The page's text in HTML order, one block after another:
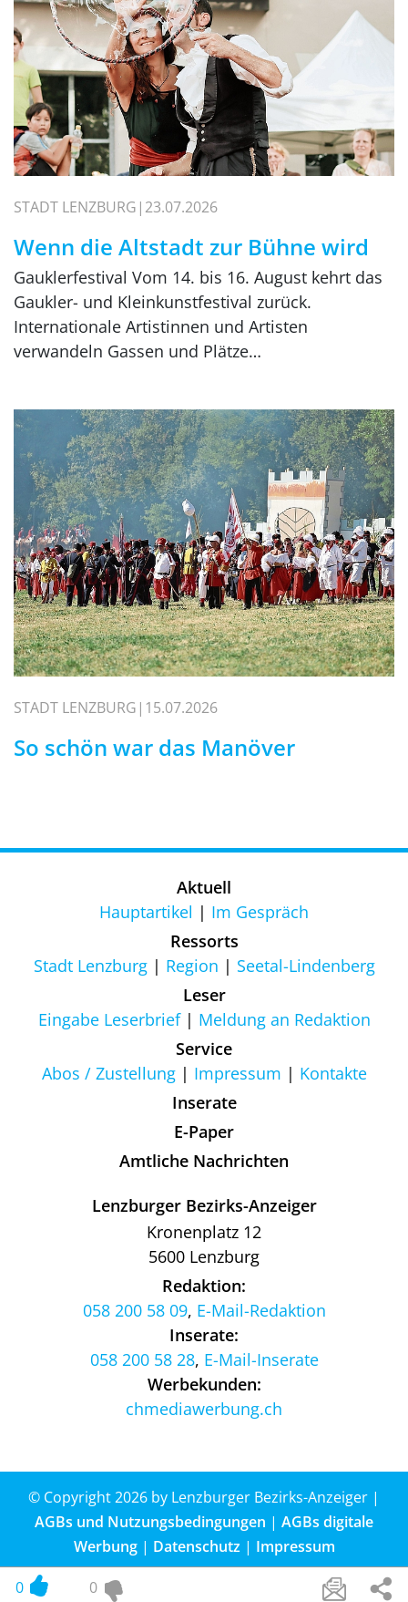
0 0
STADT LENZBURG 23.07.2026
Wenn die Altstadt zur Bühne wird
Gauklerfestival Vom 14. bis 16. August kehrt das
Gaukler- und Kleinkunstfestival zurück.
Internationale Artistinnen und Artisten
verwandeln Gassen und Plätze…
STADT LENZBURG 15.07.2026
So schön war das Manöver
Aktuell
Hauptartikel
Im Gespräch
Ressorts
Stadt Lenzburg
Region
Seetal-Lindenberg
Leser
Eingabe Leserbrief
Meldung an Redaktion
Service
Abos / Zustellung
Impressum
Kontakte
Inserate
E-Paper
Amtliche Nachrichten
Lenzburger Bezirks-Anzeiger
Kronenplatz 12
5600 Lenzburg
Redaktion:
058 200 58 09, E-Mail-Redaktion
Inserate:
058 200 58 28, E-Mail-Inserate
Werbekunden:
chmediawerbung.ch
© Copyright 2026 by Lenzburger Bezirks-Anzeiger |
AGBs und Nutzungsbedingungen | AGBs digitale
Werbung| Datenschutz| Impressum
Website by